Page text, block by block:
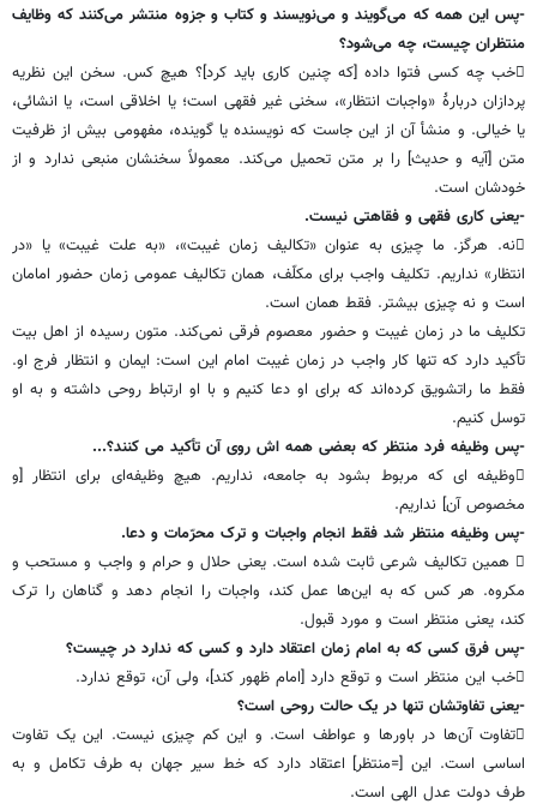
-پس این همه که می‌گویند و می‌نویسند و کتاب و جزوه منتشر می‌کنند که وظایف
منتظران چیست، چه می‌شود؟
خب چه کسی فتوا داده [که چنین کاری باید کرد]؟ هیچ کس. سخن این نظریه
پردازان دربارۀ «واجبات انتظار»، سخنی غیر فقهی است؛ یا اخلاقی است، یا انشائی،
یا خیالی. و منشأ آن از این جاست که نویسنده یا گوینده، مفهومی بیش از ظرفیت
متن [آیه و حدیث] را بر متن تحمیل می‌کند. معمولاً سخنشان منبعی ندارد و از
خودشان است.
-یعنی کاری فقهی و فقاهتی نیست.
نه. هرگز. ما چیزی به عنوان «تکالیف زمان غیبت»، «به علت غیبت» یا «در
انتظار» نداریم. تکلیف واجب برای مکلّف، همان تکالیف عمومی زمان حضور امامان
است و نه چیزی بیشتر. فقط همان است.
تکلیف ما در زمان غیبت و حضور معصوم فرقی نمی‌کند. متون رسیده از اهل بیت
تأکید دارد که تنها کار واجب در زمان غیبت امام این است: ایمان و انتظار فرج او.
فقط ما راتشویق کرده‌اند که برای او دعا کنیم و با او ارتباط روحی داشته و به او
توسل کنیم.
-پس وظیفه فرد منتظر که بعضی همه اش روی آن تأکید می کنند؟...
وظیفه ای که مربوط بشود به جامعه، نداریم. هیچ وظیفه‌ای برای انتظار [و
مخصوص آن] نداریم.
-پس وظیفه منتظر شد فقط انجام واجبات و ترک محرّمات و دعا.
 همین تکالیف شرعی ثابت شده است. یعنی حلال و حرام و واجب و مستحب و
مکروه. هر کس که به این‌ها عمل کند، واجبات را انجام دهد و گناهان را ترک
کند، یعنی منتظر است و مورد قبول.
-پس فرق کسی که به امام زمان اعتقاد دارد و کسی که ندارد در چیست؟
خب این منتظر است و توقع دارد [امام ظهور کند]، ولی آن، توقع ندارد.
-یعنی تفاوتشان تنها در یک حالت روحی است؟
تفاوت آن‌ها در باورها و عواطف است. و این کم چیزی نیست. این یک تفاوت
اساسی است. این [=منتظر] اعتقاد دارد که خط سیر جهان به طرف تکامل و به
طرف دولت عدل الهی است.